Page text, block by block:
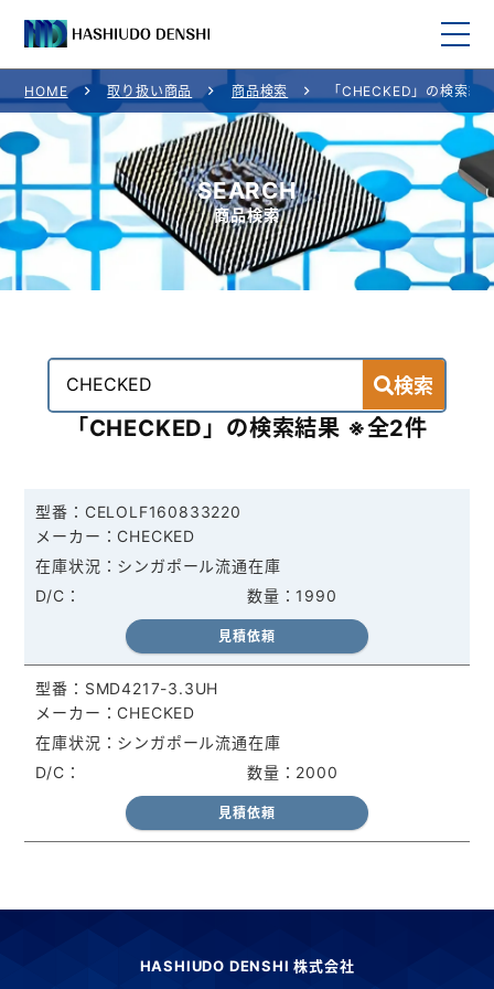
HOME
取り扱い商品
取り扱いメーカー一覧
ご利用案内
お問い合わせ
HOME 取り扱い商品 商品検索 「CHECKED」の検索結
SEARCH
商品検索
検索
「CHECKED」の検索結果 ※全2件
CELOLF160833220
CHECKED
1990
シンガポール流通在庫
見積依頼
SMD4217-3.3UH
CHECKED
2000
シンガポール流通在庫
見積依頼
HASHIUDO DENSHI 株式会社